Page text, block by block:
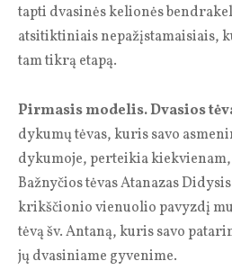
tapti dvasinės kelionės
atsitiktiniais nepažįstamaisiais,
tam tikrą etapą.
Pirmasis modelis. Dvasios
dykumų tėvas, kuris savo
dykumoje, perteikia
Bažnyčios tėvas Atanazas
krikščionio vienuolio pavyzdį
tėvą šv. Antaną, kuris savo
jų dvasiniame gyvenime.